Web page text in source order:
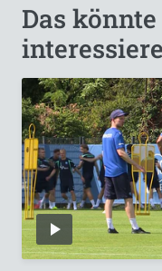
Das